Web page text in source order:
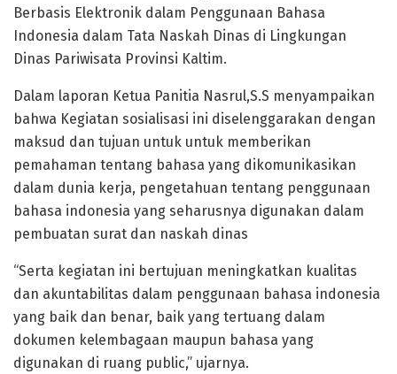
Berbasis Elektronik dalam Penggunaan Bahasa
Indonesia dalam Tata Naskah Dinas di Lingkungan
Dinas Pariwisata Provinsi Kaltim.
Dalam laporan Ketua Panitia Nasrul,S.S menyampaikan
bahwa Kegiatan sosialisasi ini diselenggarakan dengan
maksud dan tujuan untuk untuk memberikan
pemahaman tentang bahasa yang dikomunikasikan
dalam dunia kerja, pengetahuan tentang penggunaan
bahasa indonesia yang seharusnya digunakan dalam
pembuatan surat dan naskah dinas
“Serta kegiatan ini bertujuan meningkatkan kualitas
dan akuntabilitas dalam penggunaan bahasa indonesia
yang baik dan benar, baik yang tertuang dalam
dokumen kelembagaan maupun bahasa yang
digunakan di ruang public,” ujarnya.